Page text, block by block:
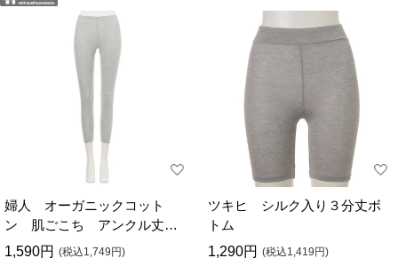
婦人 オーガニックコット
ン 肌ごこち アンクル丈ボ
トム／セブンプレミアムライ
1,590円 (税込1,749円)
ツキヒ シルク入り３分丈ボ
トム
1,290円 (税込1,419円)